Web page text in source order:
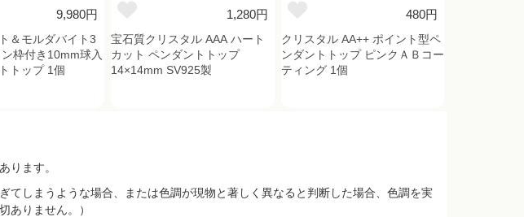
9,980円
＆モルダバイト3
枠付き10mm球入
トップ 1個
1,280円
宝石質クリスタル AAA ハート
カット ペンダントトップ
14×14mm SV925製
480円
クリスタル AA++ ポイント型ペ
ンダントトップ ピンクＡＢコー
ティング 1個
ります。
しまうような場合、または色調が現物と著しく異なると判断した場合、色調を実
ありません。）